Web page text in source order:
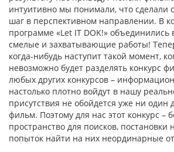
интуитивно мы понимали, что сделали
шаг в перспективном направлении. В
программе «Let IT DOK!» объединились
смелые и захватывающие работы!
когда-нибудь наступит такой момент,
невозможно будет разделять конкурс
любых других конкурсов –
настолько плотно войдут в нашу
присутствия не обойдется уже ни один
фильм. Поэтому для нас этот конкурс –
пространство для поисков, постановки
попыток найти на них неординарные